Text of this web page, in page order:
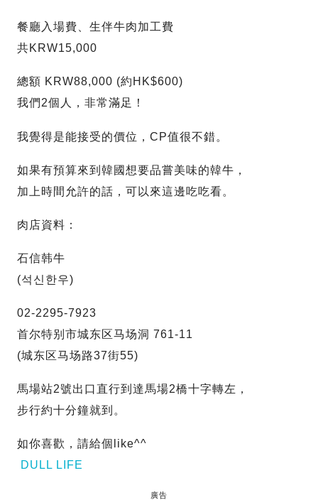
餐廳入場費、生伴牛肉加工費
共KRW15,000
總額 KRW88,000 (約HK$600)
我們2個人，非常滿足！
我覺得是能接受的價位，CP值很不錯。
如果有預算來到韓國想要品嘗美味的韓牛，
加上時間允許的話，可以來這邊吃吃看。
肉店資料：
石信韩牛
(석신한우)
02-2295-7923
首尔特别市城东区马场洞 761-11
(城东区马场路37街55)
馬場站2號出口直行到達馬場2橋十字轉左，
步行約十分鐘就到。
如你喜歡，請給個like^^
DULL LIFE
廣告